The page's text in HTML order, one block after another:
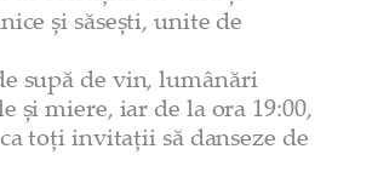
și săsești, unite de
supă de vin, lumânări
și miere, iar de la ora 19:00,
toți invitații să danseze de